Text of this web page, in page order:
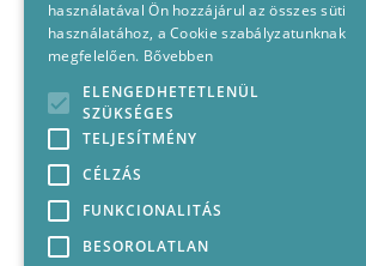
használatával Ön hozzájárul az összes süti
használatához, a Cookie szabályzatunknak
megfelelően. Bővebben
ELENGEDHETETLENÜL
SZÜKSÉGES
TELJESÍTMÉNY
CÉLZÁS
FUNKCIONALITÁS
BESOROLATLAN